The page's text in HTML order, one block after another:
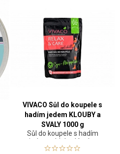
VIVACO Sůl do koupele s
hadím jedem KLOUBY a
SVALY 1000 g
Sůl do koupele s hadím
jedem s blahodárným
účinkem na unavené svaly a